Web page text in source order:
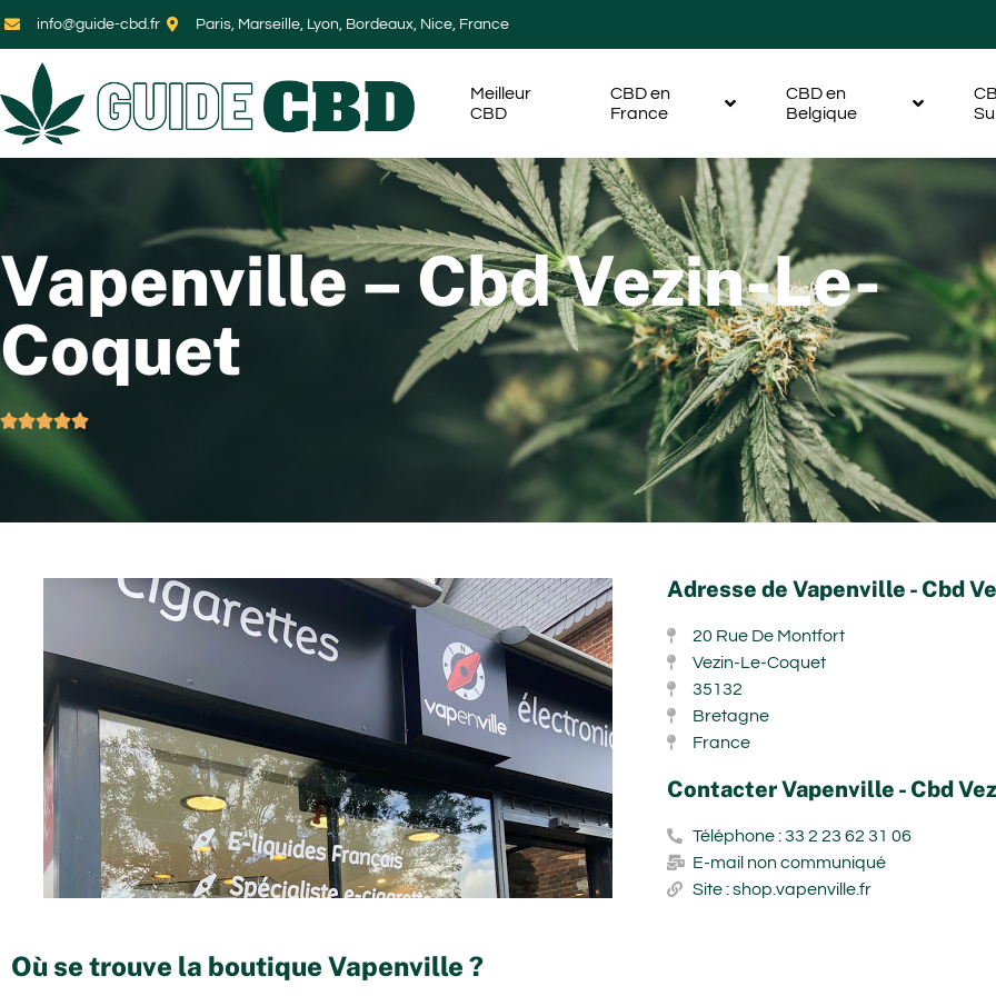
info@guide-cbd.fr Paris, Marseille, Lyon, Bordeaux, Nice, France
Meilleur
CBD
CBD en
France
CBD en
Belgique
Vapenville – Cbd Vezin-Le-
Coquet

Adresse de Vapenville - Cbd
20 Rue De Montfort
Vezin-Le-Coquet
35132
Bretagne
France
Contacter Vapenville - Cbd
Téléphone : 33 2 23 62 31 06
E-mail non communiqué
Site : shop.vapenville.fr
Où se trouve la boutique Vapenville ?